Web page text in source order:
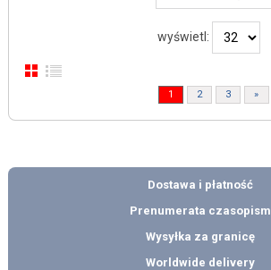
wyświetl:
1 2 3 »
Dostawa i płatność
Prenumerata czasopism
Wysyłka za granicę
Worldwide delivery